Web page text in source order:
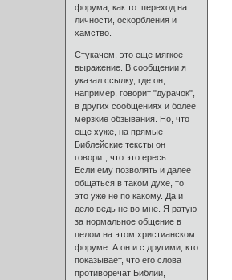
форума, как то: переход на
личности, оскорбления и
хамство.
Стукачем, это еще мягкое
выражение. В сообщении я
указал ссылку, где он,
например, говорит "дурачок",
в других сообщениях и более
мерзкие обзывания. Но, что
еще хуже, на прямые
Библейские тексты он
говорит, что это ересь.
Если ему позволять и далее
общаться в таком духе, то
это уже не по какому. Да и
дело ведь не во мне. Я ратую
за нормальное общение в
целом на этом христианском
форуме. А он и с другими, кто
показывает, что его слова
противоречат Библии,